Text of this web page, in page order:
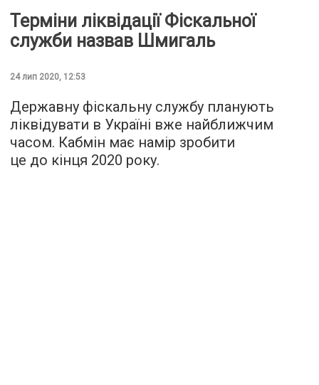
Терміни ліквідації Фіскальної
служби назвав Шмигаль
24 лип 2020, 12:53
Державну фіскальну службу планують
ліквідувати в Україні вже найближчим
часом. Кабмін має намір зробити
це до кінця 2020 року.